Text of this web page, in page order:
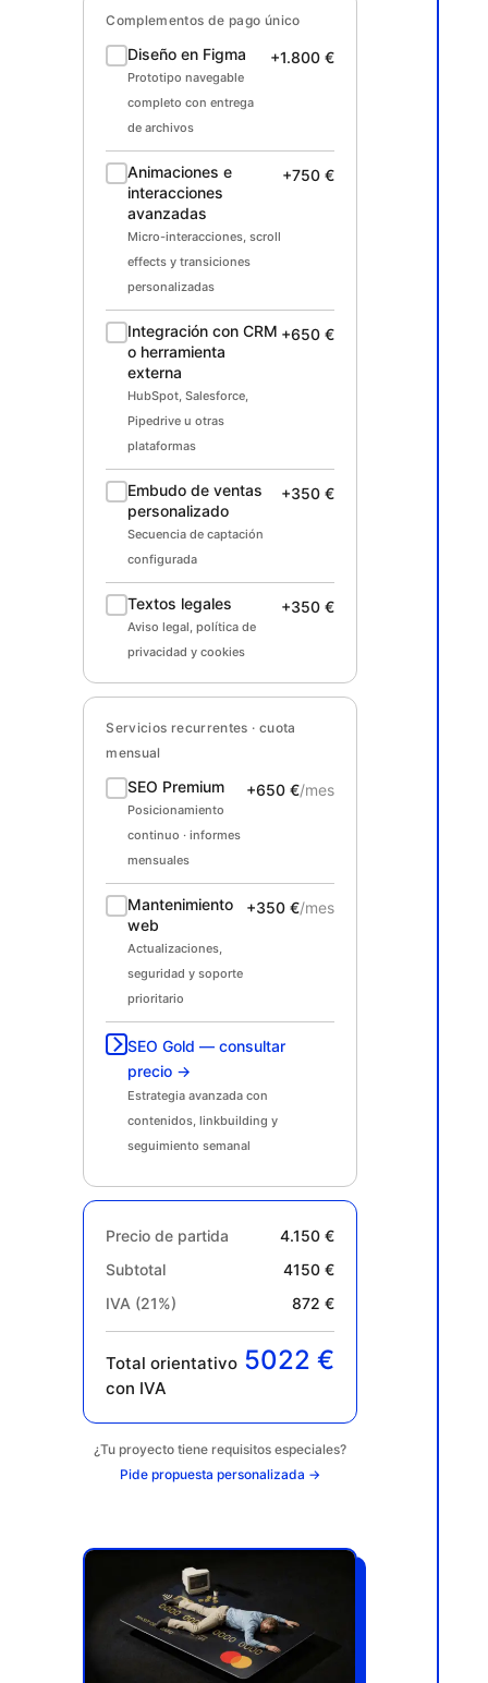
Complementos de pago único
Diseño en Figma
Prototipo navegable
completo con entrega
de archivos
+1.800 €
Animaciones e
interacciones
avanzadas
Micro-interacciones, scroll
effects y transiciones
personalizadas
+750 €
Integración con CRM
o herramienta
externa
HubSpot, Salesforce,
Pipedrive u otras
plataformas
+650 €
Embudo de ventas
personalizado
Secuencia de captación
configurada
+350 €
Textos legales
Aviso legal, política de
privacidad y cookies
+350 €
Servicios recurrentes · cuota
mensual
SEO Premium
Posicionamiento
continuo · informes
mensuales
+650 €/mes
Mantenimiento
web
Actualizaciones,
seguridad y soporte
prioritario
+350 €/mes
SEO Gold — consultar
precio →
Estrategia avanzada con
contenidos, linkbuilding y
seguimiento semanal
Precio de partida
4.150 €
Subtotal
4150 €
IVA (21%)
872 €
Total orientativo
con IVA
5022 €
¿Tu proyecto tiene requisitos especiales?
Pide propuesta personalizada →